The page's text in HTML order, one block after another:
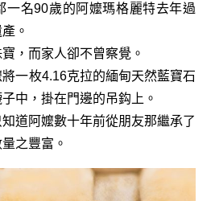
一名90歲的阿嬤瑪格麗特去年過
。
，而家人卻不曾察覺。
一枚4.16克拉的緬甸天然藍寶石
中，掛在門邊的吊鈎上。
道阿嬤數十年前從朋友那繼承了
之豐富。